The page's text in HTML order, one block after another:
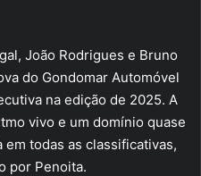
João Rodrigues e Bruno
do Gondomar Automóvel
na edição de 2025. A
vivo e um domínio quase
todas as classificativas,
por Penoita.